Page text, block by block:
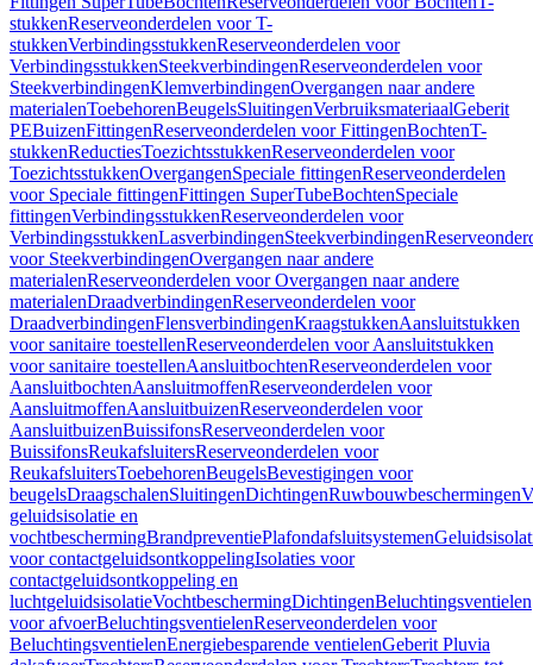
stukkenReserveonderdelen voor T-
stukkenVerbindingsstukkenReserveonderdelen voor
VerbindingsstukkenSteekverbindingenReserveonderdelen voor
SteekverbindingenKlemverbindingenOvergangen naar andere
materialenToebehorenBeugelsSluitingenVerbruiksmateriaalGeberit
PEBuizenFittingenReserveonderdelen voor FittingenBochtenT-
stukkenReductiesToezichtsstukkenReserveonderdelen voor
ToezichtsstukkenOvergangenSpeciale fittingenReserveonderdelen
voor Speciale fittingenFittingen SuperTubeBochtenSpeciale
fittingenVerbindingsstukkenReserveonderdelen voor
VerbindingsstukkenLasverbindingenSteekverbindingen
voor SteekverbindingenOvergangen naar andere
materialenReserveonderdelen voor Overgangen naar andere
materialenDraadverbindingenReserveonderdelen voor
DraadverbindingenFlensverbindingenKraagstukkenAansluitstukken
voor sanitaire toestellenReserveonderdelen voor Aansluitstukken
voor sanitaire toestellenAansluitbochtenReserveonderdelen voor
AansluitbochtenAansluitmoffenReserveonderdelen voor
AansluitmoffenAansluitbuizenReserveonderdelen voor
AansluitbuizenBuissifonsReserveonderdelen voor
BuissifonsReukafsluitersReserveonderdelen voor
ReukafsluitersToebehorenBeugelsBevestigingen voor
beugelsDraagschalenSluitingenDichtingenRuwbouwbeschermingen
geluidsisolatie en
vochtbeschermingBrandpreventiePlafondafsluitsystemen
voor contactgeluidsontkoppelingIsolaties voor
contactgeluidsontkoppeling en
luchtgeluidsisolatieVochtbeschermingDichtingenBeluchtingsventielen
voor afvoerBeluchtingsventielenReserveonderdelen voor
BeluchtingsventielenEnergiebesparende ventielenGeberit Pluvia